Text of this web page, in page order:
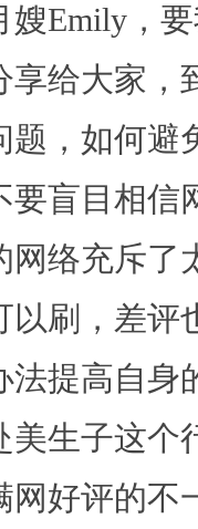
嫂Emily，
享给大家，
题，如何避
要盲目相信
网络充斥了
以刷，差评
法提高自身
美生子这个
网好评的不